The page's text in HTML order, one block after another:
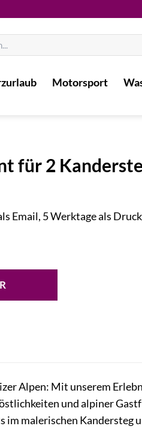
Motorsport
für 2
Email, 5 Werktage als
Alpen: Mit unserem
und alpiner
malerischen Kandersteg